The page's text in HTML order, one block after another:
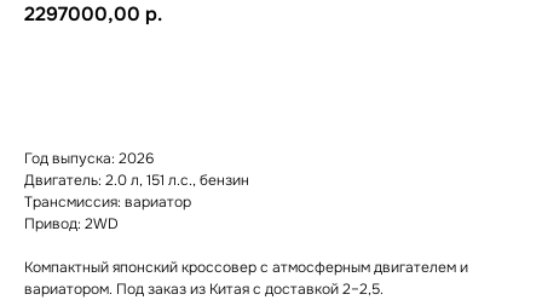
2297000,00 р.
Год выпуска: 2026
Двигатель: 2.0 л, 151 л.с., бензин
Трансмиссия: вариатор
Привод: 2WD
Компактный японский кроссовер с атмосферным двигателем и
вариатором. Под заказ из Китая с доставкой 2–2,5.